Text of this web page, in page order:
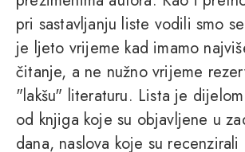
pri sastavljanju liste vodili smo
je ljeto vrijeme kad imamo
čitanje, a ne nužno vrijeme
"lakšu" literaturu. Lista je
od knjiga koje su objavljene u
dana, naslova koje su recenzirali